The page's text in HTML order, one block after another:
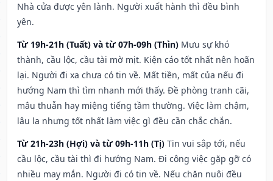
Nhà cửa được yên lành. Người xuất hành thì đều bình
yên.
Từ 19h-21h (Tuất) và từ 07h-09h (Thìn) Mưu sự khó
thành, cầu lộc, cầu tài mờ mịt. Kiện cáo tốt nhất nên hoãn
lại. Người đi xa chưa có tin về. Mất tiền, mất của nếu đi
hướng Nam thì tìm nhanh mới thấy. Đề phòng tranh cãi,
mâu thuẫn hay miệng tiếng tầm thường. Việc làm chậm,
lâu la nhưng tốt nhất làm việc gì đều cần chắc chắn.
Từ 21h-23h (Hợi) và từ 09h-11h (Tị) Tin vui sắp tới, nếu
cầu lộc, cầu tài thì đi hướng Nam. Đi công việc gặp gỡ có
nhiều may mắn. Người đi có tin về. Nếu chăn nuôi đều